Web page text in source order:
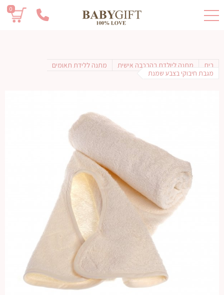
0
בית מתנה ליולדת בהרכבה אישית
מתנה ללידת תאומים
מגבת חיבוקי בצבע שמנת